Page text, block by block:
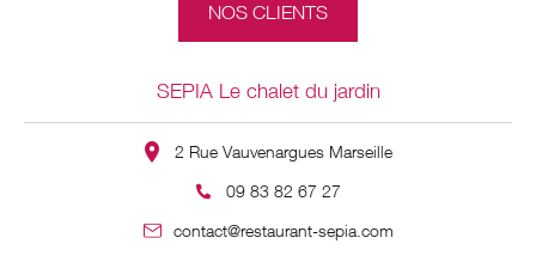
NOS CLIENTS
SEPIA Le chalet du jardin
2 Rue Vauvenargues Marseille
09 83 82 67 27
contact@restaurant-sepia.com